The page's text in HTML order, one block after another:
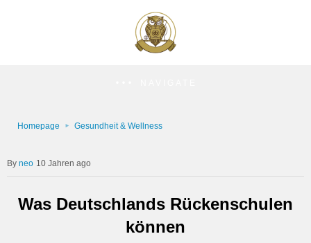
Homepage Gesundheit & Wellness
neo 10 Jahren ago
Was Deutschlands Rückenschulen
können